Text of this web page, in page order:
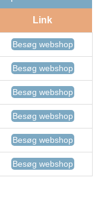
Link
Besøg webshop
Besøg webshop
Besøg webshop
Besøg webshop
Besøg webshop
Besøg webshop